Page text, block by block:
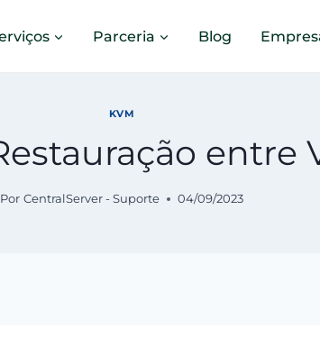
Parceria Blog
KVM
entre
Por CentralServer - Suporte 04/09/2023